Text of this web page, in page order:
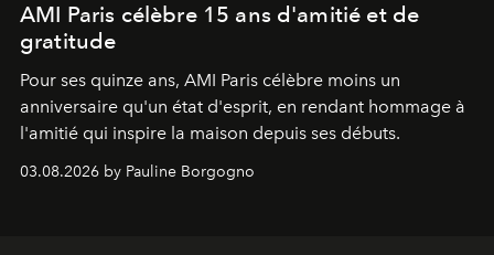
AMI Paris célèbre 15 ans d'amitié et de
gratitude
Pour ses quinze ans, AMI Paris célèbre moins un
anniversaire qu'un état d'esprit, en rendant hommage à
l'amitié qui inspire la maison depuis ses débuts.
03.08.2026 by Pauline Borgogno